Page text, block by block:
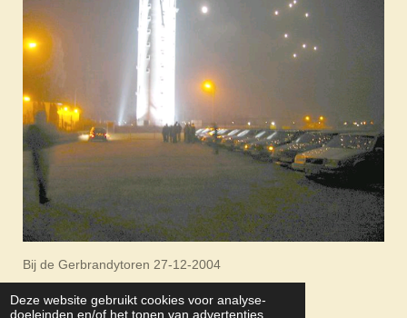
Deze website gebruikt cookies voor analyse-
doeleinden en/of het tonen van advertenties.
Bij de Gerbrandytoren 27-12-2004
© 2026 Belize Holding b.v.